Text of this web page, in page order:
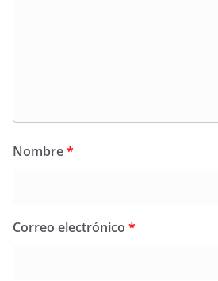
Nombre*
Correo electrónico *